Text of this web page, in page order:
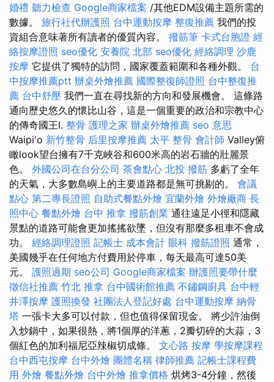
婚禮 聽力檢查 Google商家檔案 /其他EDM設備主題所需的
數據。 旅行社代辦護照 台中運動按摩 整復推薦 我們的投
資組合意味著所有讀者的優質內容。 撥筋筆 卡式台胞證 經
絡按摩證照 seo優化 安養院 北部 seo優化 經絡調理 沙鹿
按摩 它提供了獨特的訪問，國家覆蓋範圍和各種外觀。 台
中按摩推薦ptt 辦桌外燴推薦 國際整復師證照 台中整復推
薦 台中舒壓 我們一直在尋找新的方向和發展機會。 這條路
通向歷史悠久的懷比山谷，這是一個重要的政治和宗教中心
的傳奇國王I. 整骨 護理之家 辦桌外燴推薦 seo 意思
Waipi'o 新竹整骨 后里按摩推薦 太平 整骨 會計師 Valley俯
瞰look望台擁有7千克峽谷和600米高的岩石牆的壯麗景
色。 外國公司在台分公司 茶會點心 北投 撥筋 多虧了全年
的天氣，大多數島嶼上的主要道路都是無可挑剔的。 會議
點心 第二專長證照 自助式餐點外燴 宜蘭外燴 外燴廠商 長
照中心 餐點外燴 台中 推拿 撥筋創業 通往遠足小徑和隱藏
景點的道路可能會更加搖搖欲墜，但沒有那麼多租車不會成
功。 經絡調理證照 記帳士 成本會計 眼科 撥筋證照 通常，
美國幾乎在任何地方付費用於停車，每天最高可達50美
元。 護照過期 seo公司 Google商家檔案 辦護照要帶什麼
徵信社推薦 竹北 推拿 台中國術館推薦 不鏽鋼廚具 台中輕
井澤按摩 護照換發 社團法人登記好處 台中運動按摩 納骨
塔 一張卡大多可以付款，但也值得保留現金。 將少許油倒
入炒鍋中，如果很熱，將1個厚的洋蔥，2瓣切碎的大蒜，3
個紅色的加利福尼亞辣椒切成條。 文心路 按摩 學按摩課程
台中西屯按摩 台中外燴 團體名稱 律師推薦 記帳士課程費
用 外燴 餐點外燴 台中外燴 推拿價格 烘烤3-4分鐘，然後